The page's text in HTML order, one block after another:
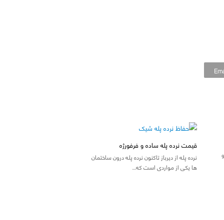
قیمت نرده پله ساده و فرفورژه
نرده پله از دیرباز تاکنون نرده پله درون ساختمان
ها یکی از مواردی است که…